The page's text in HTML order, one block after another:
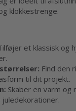
klokkestrenge.
et klassisk og
Find den
til dit projekt.
Skaber en varm
juledekorationer.